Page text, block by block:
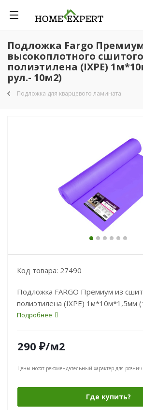
Подложка Fargo
высокоплотного сшитого
полиэтилена (IXPE)
рул.- 10м2)
Подложка для кварцевого ламината
Код товара: 27490
Подложка FARGO Премиум из
полиэтилена (IXPE) 1м*10м*1,5мм
Подробнее
290 ₽/м2
Цены носят рекомендательный характер для
Где купить?